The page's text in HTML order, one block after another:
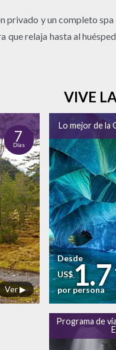
privado y un completo
relaja hasta al
VIVE
7
Días
Ver ▶
Lo mejor de la
Desde
US$
por persona
Programa de